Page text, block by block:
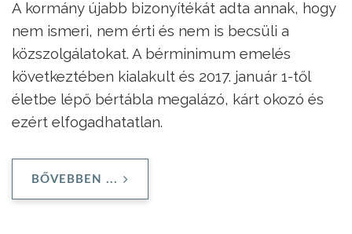
A kormány újabb bizonyítékát adta annak, hogy
nem ismeri, nem érti és nem is becsüli a
közszolgálatokat. A bérminimum emelés
következtében kialakult és 2017. január 1-től
életbe lépő bértábla megalázó, kárt okozó és
ezért elfogadhatatlan.
BŐVEBBEN ...